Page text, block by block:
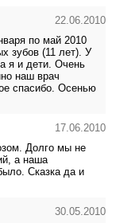
22.06.2010
по май 2010
зубов (11 лет). У
я и дети. Очень
наш врач
спасибо. Осенью
17.06.2010
Долго мы не
а наша
Сказка да и
30.05.2010